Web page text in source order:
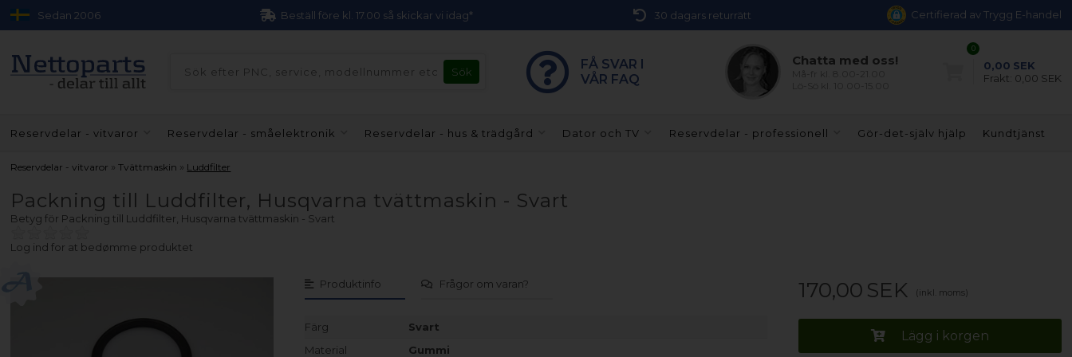
Sedan 2006 Beställ före kl. 17.00 så skickar vi idag* 30 dagars returrätt Certifierad av Trygg E-handel
FÅ SVAR I
VÅR FAQ
Chatta med oss!
0
0,00 SEK
Frakt: 0,00 SEK
Reservdelar - vitvaror Reservdelar - småelektronik Reservdelar - hus & trädgård Dator och TV Reservdelar - professionell Gör-det-själv hjälp Kundtjänst
Reservdelar - vitvaror »Tvättmaskin » Luddfilter
Packning till Luddfilter, Husqvarna tvättmaskin - Svart
Betyg för Packning till Luddfilter, Husqvarna tvättmaskin - Svart
Log ind for at bedømme produktet
Produktinfo Frågor om varan?
Färg
Svart
Material
Gummi
170,00 SEK (inkl. moms)
Lägg i korgen